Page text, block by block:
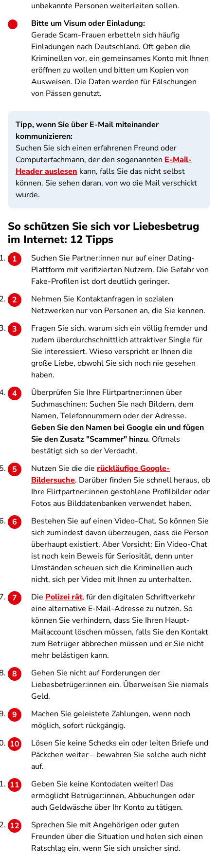
unbekannte Personen weiterleiten sollen.
Bitte um Visum oder Einladung:
Gerade Scam-Frauen erbetteln sich häufig
Einladungen nach Deutschland. Oft geben die
Kriminellen vor, ein gemeinsames Konto mit Ihnen
eröffnen zu wollen und bitten um Kopien von
Ausweisen. Die Daten werden für Fälschungen
von Pässen genutzt.
Tipp, wenn Sie über E-Mail miteinander
kommunizieren:
Suchen Sie sich einen erfahrenen Freund oder
Computerfachmann, der den sogenannten E-Mail-
Header auslesen kann, falls Sie das nicht selbst
können. Sie sehen daran, von wo die Mail verschickt
wurde.
So schützen Sie sich vor Liebesbetrug
im Internet: 12 Tipps
Suchen Sie Partner:innen nur auf einer Dating-
Plattform mit verifizierten Nutzern. Die Gefahr von
Fake-Profilen ist dort deutlich geringer.
Nehmen Sie Kontaktanfragen in sozialen
Netzwerken nur von Personen an, die Sie kennen.
Fragen Sie sich, warum sich ein völlig fremder und
zudem überdurchschnittlich attraktiver Single für
Sie interessiert. Wieso verspricht er Ihnen die
große Liebe, obwohl Sie sich noch nie gesehen
haben.
Überprüfen Sie Ihre Flirtpartner:innen über
Suchmaschinen: Suchen Sie nach Bildern, dem
Namen, Telefonnummern oder der Adresse.
Geben Sie den Namen bei Google ein und fügen
Sie den Zusatz "Scammer" hinzu. Oftmals
bestätigt sich so der Verdacht.
Nutzen Sie die die rückläufige Google-
Bildersuche. Darüber finden Sie schnell heraus, ob
Ihre Flirtpartner:innen gestohlene Profilbilder oder
Fotos aus Bilddatenbanken verwendet haben.
Bestehen Sie auf einen Video-Chat. So können Sie
sich zumindest davon überzeugen, dass die Person
überhaupt existiert. Aber Vorsicht: Ein Video-Chat
ist noch kein Beweis für Seriosität, denn unter
Umständen scheuen sich die Kriminellen auch
nicht, sich per Video mit Ihnen zu unterhalten.
Die Polizei rät, für den digitalen Schriftverkehr
eine alternative E-Mail-Adresse zu nutzen. So
können Sie verhindern, dass Sie Ihren Haupt-
Mailaccount löschen müssen, falls Sie den Kontakt
zum Betrüger abbrechen müssen und er Sie nicht
mehr belästigen kann.
Gehen Sie nicht auf Forderungen der
Liebesbetrüger:innen ein. Überweisen Sie niemals
Geld.
Machen Sie geleistete Zahlungen, wenn noch
möglich, sofort rückgängig.
Lösen Sie keine Schecks ein oder leiten Briefe und
Päckchen weiter – bewahren Sie solche auch nicht
auf.
Geben Sie keine Kontodaten weiter! Das
ermöglicht Betrüger:innen, Abbuchungen oder
auch Geldwäsche über Ihr Konto zu tätigen.
Sprechen Sie mit Angehörigen oder guten
Freunden über die Situation und holen sich einen
Ratschlag ein, wenn Sie sich unsicher sind.